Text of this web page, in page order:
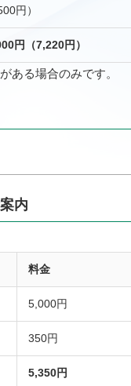
円）
円（7,220円）
ある場合のみです。
内
料金
5,000円
350円
5,350円